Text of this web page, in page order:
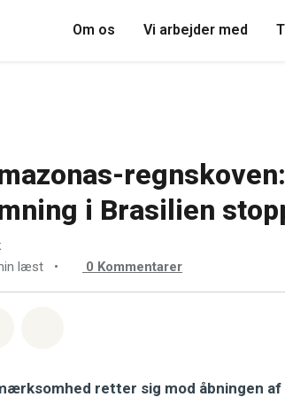
Om os Vi arbejder med
i Brasilien
læst • 0 Kommentarer
retter sig mod åbningen af